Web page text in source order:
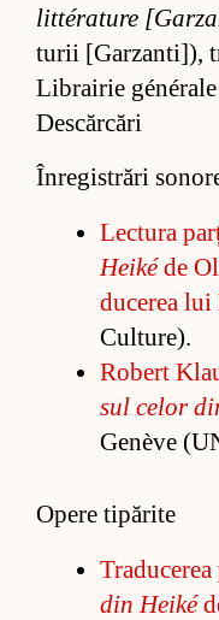
lit­téra­ture
tu­rii [Gar­zan­ti­]),
Li­brai­rie
Descărcări
Înregistrări
Lec­tura
Heikéde
du­ce­rea lui
Cul­tu­re).
Ro­bert
sul ce­lor
Genève
Opere tipărite
din Heiké